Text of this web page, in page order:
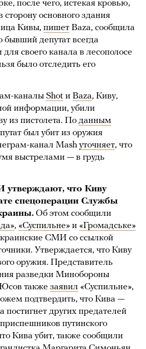
после чего, истекая кровью,
основного здания
Кивы, пишет Baza, сообщила
бывший депутат всегда
своего канала в лесополосе
было отследить его
каналы Shot и Baza, Киву,
информации, убили
из пистолета. По данным
был убит из оружия
канал Mash уточняет, что
выстрелами — в грудь
утверждают, что Киву
спецоперации Службы
Об этом сообщили
, «Суспильне» и «Громадське»
СМИ со ссылкой
Утверждается, что Киву
оружия. Представитель
разведки Минобороны
также заявил «Суспильне»,
подтвердить, что Кива —
постигнет других предателей
путинского
Кива убит, также сообщили